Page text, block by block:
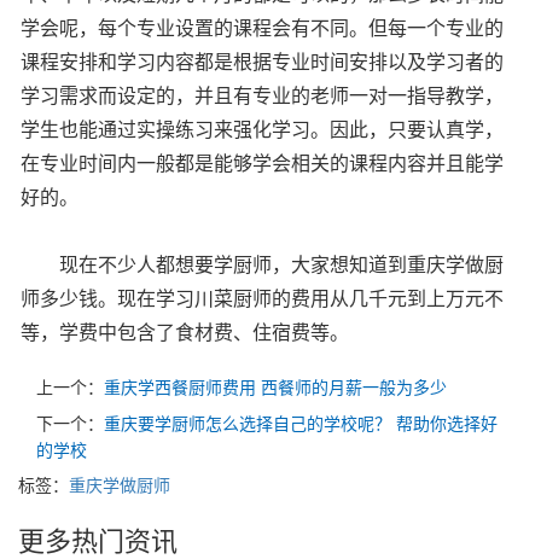
学会呢，每个专业设置的课程会有不同。但每一个专业的
课程安排和学习内容都是根据专业时间安排以及学习者的
学习需求而设定的，并且有专业的老师一对一指导教学，
学生也能通过实操练习来强化学习。因此，只要认真学，
在专业时间内一般都是能够学会相关的课程内容并且能学
好的。
现在不少人都想要学厨师，大家想知道到重庆学做厨
师多少钱。现在学习川菜厨师的费用从几千元到上万元不
等，学费中包含了食材费、住宿费等。
上一个： 重庆学西餐厨师费用 西餐师的月薪一般为多少
下一个： 重庆要学厨师怎么选择自己的学校呢？ 帮助你选择好
的学校
标签： 重庆学做厨师
更多热门资讯